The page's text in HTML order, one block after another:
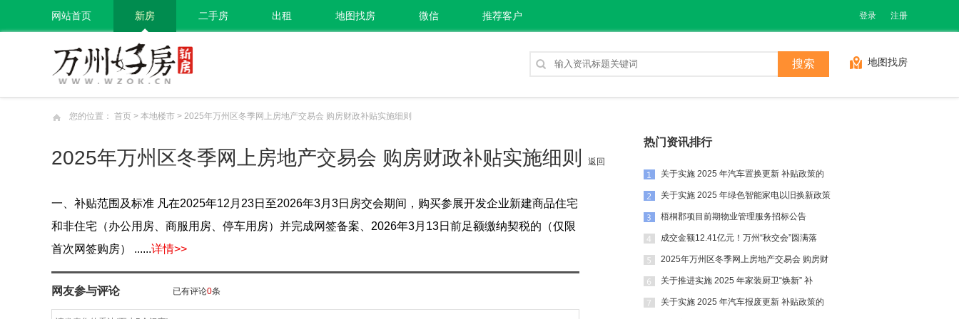
网站首页 新房 二手房 出租 地图找房 微信 推荐客户 登录 注册
地图找房
您的位置： 首页 > 本地楼市 > 2025年万州区冬季网上房地产交易会 购房财政补贴实施细则
2025年万州区冬季网上房地产交易会 购房财政补贴实施细则 返回
一、补贴范围及标准 凡在2025年12月23日至2026年3月3日房交会期间，购买参展开发企业新建商品住宅
和非住宅（办公用房、商服用房、停车用房）并完成网签备案、2026年3月13日前足额缴纳契税的（仅限
首次网签购房） ......详情>>
网友参与评论 已有评论0条
热门资讯排行
关于实施 2025 年汽车置换更新 补贴政策的
关于实施 2025 年绿色智能家电以旧换新政策
梧桐郡项目前期物业管理服务招标公告
成交金额12.41亿元！万州“秋交会”圆满落
2025年万州区冬季网上房地产交易会 购房财
关于推进实施 2025 年家装厨卫“焕新” 补
关于实施 2025 年汽车报废更新 补贴政策的